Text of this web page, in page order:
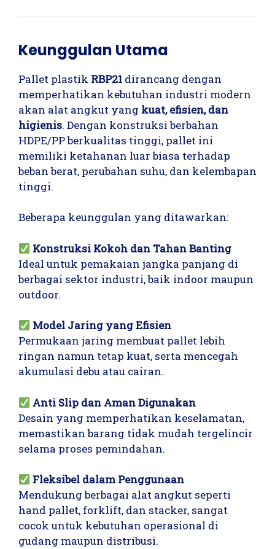
Keunggulan Utama
Pallet plastik RBP21 dirancang dengan
memperhatikan kebutuhan industri modern
akan alat angkut yang kuat, efisien, dan
higienis. Dengan konstruksi berbahan
HDPE/PP berkualitas tinggi, pallet ini
memiliki ketahanan luar biasa terhadap
beban berat, perubahan suhu, dan kelembapan
tinggi.
Beberapa keunggulan yang ditawarkan:
Konstruksi Kokoh dan Tahan Banting
Ideal untuk pemakaian jangka panjang di
berbagai sektor industri, baik indoor maupun
outdoor.
Model Jaring yang Efisien
Permukaan jaring membuat pallet lebih
ringan namun tetap kuat, serta mencegah
akumulasi debu atau cairan.
Anti Slip dan Aman Digunakan
Desain yang memperhatikan keselamatan,
memastikan barang tidak mudah tergelincir
selama proses pemindahan.
Fleksibel dalam Penggunaan
Mendukung berbagai alat angkut seperti
hand pallet, forklift, dan stacker, sangat
cocok untuk kebutuhan operasional di
gudang maupun distribusi.